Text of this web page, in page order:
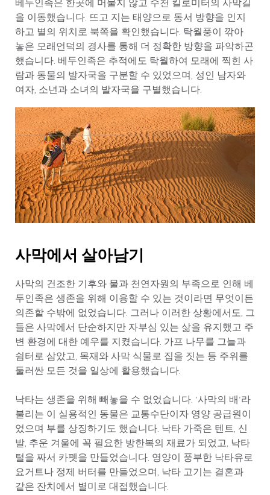
베두인족은 한곳에 머물지 않고 수천 킬로미터의 사막길
을 이동했습니다. 뜨고 지는 태양으로 동서 방향을 인지
하고 별의 위치로 북쪽을 확인했습니다. 탁월풍이 깎아
놓은 모래언덕의 경사를 통해 더 정확한 방향을 파악하곤
했습니다. 베두인족은 추적에도 탁월하여 모래에 찍힌 사
람과 동물의 발자국을 구분할 수 있었으며, 성인 남자와
여자, 소년과 소녀의 발자국을 구별했습니다.
사막에서 살아남기
사막의 건조한 기후와 물과 천연자원의 부족으로 인해 베
두인족은 생존을 위해 이용할 수 있는 것이라면 무엇이든
의존할 수밖에 없었습니다. 그러나 이러한 상황에서도, 그
들은 사막에서 단순하지만 자부심 있는 삶을 유지했고 주
변 환경에 대한 예우를 지켰습니다. 가프 나무를 그늘과
쉼터로 삼았고, 목재와 사막 식물로 집을 짓는 등 주위를
둘러싼 모든 것을 일상에 활용했습니다.
낙타는 생존을 위해 빼놓을 수 없었습니다. '사막의 배'라
불리는 이 실용적인 동물은 교통수단이자 영양 공급원이
었으며 부를 상징하기도 했습니다. 낙타 가죽은 텐트, 신
발, 추운 겨울에 꼭 필요한 방한복의 재료가 되었고, 낙타
털을 짜서 카펫을 만들었습니다. 영양이 풍부한 낙타유로
요거트나 정제 버터를 만들었으며, 낙타 고기는 결혼과
같은 잔치에서 별미로 대접했습니다.